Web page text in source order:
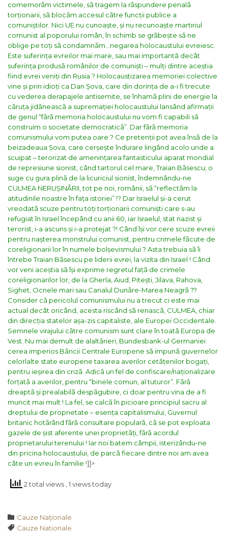
comemorãm victimele, sã tragem la rãspundere penalã
torționarii, sã blocãm accesul cãtre funcții publice a
comuniștilor. Nici UE nu cunoaște, și nu recunoaște martiriul
comunist al poporului român, în schimb se grãbește sã ne
oblige pe toți sã condamnãm…negarea holocaustului evreiesc
Este suferința evreilor mai mare, sau mai importantã decât
suferința produsã românilor de comuniști – mulți dintre aceștia
fiind evrei veniți din Rusia ? Holocaustizarea memoriei colective
vine și prin idioți ca Dan Șova, care din dorința de a-i fi trecute
cu vederea derapajele antisemite, se înhamã plini de energie la
cãruța jidãneascã a supremației holocaustului lansând afirmații
de genul “fãrã memoria holocaustului nu vom fi capabili sã
construim o societate democraticã” . Dar fãrã memoria
comunismului vom putea oare ? Ce pretenții pot avea însã de la
beizadeaua Șova, care cerșește îndurare lingând acolo unde a
scuipat – terorizat de amenințarea fantasticului aparat mondial
de represiune sionist, când tartorul cel mare, Traian Bãsescu, o
suge cu gura plinã de la licuriciul sionist, îndemnându-ne
CULMEA NERUȘINÃRII, tot pe noi, românii, sã “reflectãm la
atitudinile noastre în fața istoriei” !? Dar Israelul și-a cerut
vreodatã scuze pentru toți torționarii comuniști care s-au
refugiat în Israel începând cu anii 60, iar Israelul, stat nazist și
terorist, i-a ascuns și i-a protejat ?! Când își vor cere scuze evreii
pentru nașterea monstrului comunist, pentru crimele fãcute de
coreligionarii lor în numele bolșevismului ? Asta trebuia sã îi
întrebe Traian Bãsescu pe liderii evrei, la vizita din Israel ! Când
vor veni aceștia sã își exprime regretul fațã de crimele
coreligionarilor lor, de la Gherla, Aiud, Pitești, Jilava, Rahova,
Sighet, Ocnele mari sau Canalul Dunãre-Marea Neagrã ??
Consider cã pericolul comunismului nu a trecut ci este mai
actual decât oricând, acesta riscând sã renascã, CULMEA, chiar
din direcția statelor așa-zis capitaliste, ale Europei Occidentale.
Semnele virajului cãtre comunism sunt clare în toatã Europa de
Vest. Nu mai demult de alaltãrieri, Bundesbank-ul Germaniei
cerea imperios Bãncii Centrale Europene sã impunã guvernelor
celorlalte state europene taxarea averilor cetãțenilor bogați
pentru ieșirea din crizã. Adicã un fel de confiscare/naționalizare
forțatã a averilor, pentru “binele comun, al tuturor”. Fãrã
dreaptã și prealabilã despãgubire, ci doar pentru vina de a fi
muncit mai mult ! La fel, se calcã în picioare principiul sacru al
dreptului de proprietate – esența capitalismului, Guvernul
britanic hotãrând fãrã consultare popularã, cã se pot exploata
gazele de șist aferente unei proprietãți, fãrã acordul
proprietarului terenului ! Iar noi batem câmpii, isterizându-ne
din pricina holocaustului, de parcã fiecare dintre noi am avea
câte un evreu în familie !]]>
2 total views , 1 views today
 Category
Cauze Naţionale
 Tags
Cauze Nationale